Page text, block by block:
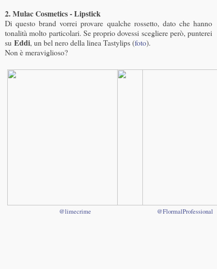
2. Mulac Cosmetics - Lipstick
Di questo brand vorrei provare qualche rossetto, dato che hanno
tonalità molto particolari. Se proprio dovessi scegliere però, punterei
su Eddi, un bel nero della linea Tastylips (foto).
Non è meraviglioso?
@limecrime @FlormalProfessional